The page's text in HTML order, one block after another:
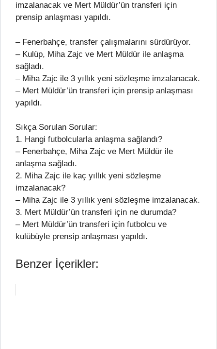
imzalanacak ve Mert Müldür’ün transferi için
prensip anlaşması yapıldı.
– Fenerbahçe, transfer çalışmalarını sürdürüyor.
– Kulüp, Miha Zajc ve Mert Müldür ile anlaşma
sağladı.
– Miha Zajc ile 3 yıllık yeni sözleşme imzalanacak.
– Mert Müldür’ün transferi için prensip anlaşması
yapıldı.
Sıkça Sorulan Sorular:
1. Hangi futbolcularla anlaşma sağlandı?
– Fenerbahçe, Miha Zajc ve Mert Müldür ile
anlaşma sağladı.
2. Miha Zajc ile kaç yıllık yeni sözleşme
imzalanacak?
– Miha Zajc ile 3 yıllık yeni sözleşme imzalanacak.
3. Mert Müldür’ün transferi için ne durumda?
– Mert Müldür’ün transferi için futbolcu ve
kulübüyle prensip anlaşması yapıldı.
Benzer İçerikler: